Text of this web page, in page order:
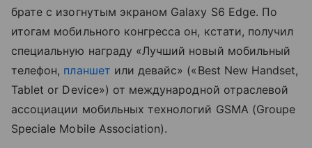
брате с изогнутым экраном Galaxy S6 Edge. По
итогам мобильного конгресса он, кстати, получил
специальную награду «Лучший новый мобильный
телефон, планшет или девайс» («Best New Handset,
Tablet or Device») от международной отраслевой
ассоциации мобильных технологий GSMA (Groupe
Speciale Mobile Association).